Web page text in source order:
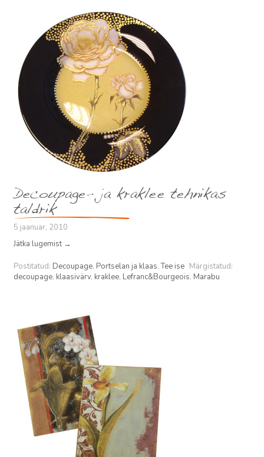
Decoupage- ja kraklee tehnikas
taldrik
5 jaanuar, 2010
Jätka lugemist →
Postitatud: Decoupage, Portselan ja klaas,Tee ise Märgistatud:
decoupage, klaasivärv, kraklee, Lefranc&Bourgeois, Marabu